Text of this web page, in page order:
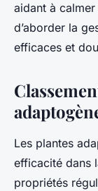
aidant à
d’aborder la
efficaces et
Les plantes
efficacité dans
propriétés